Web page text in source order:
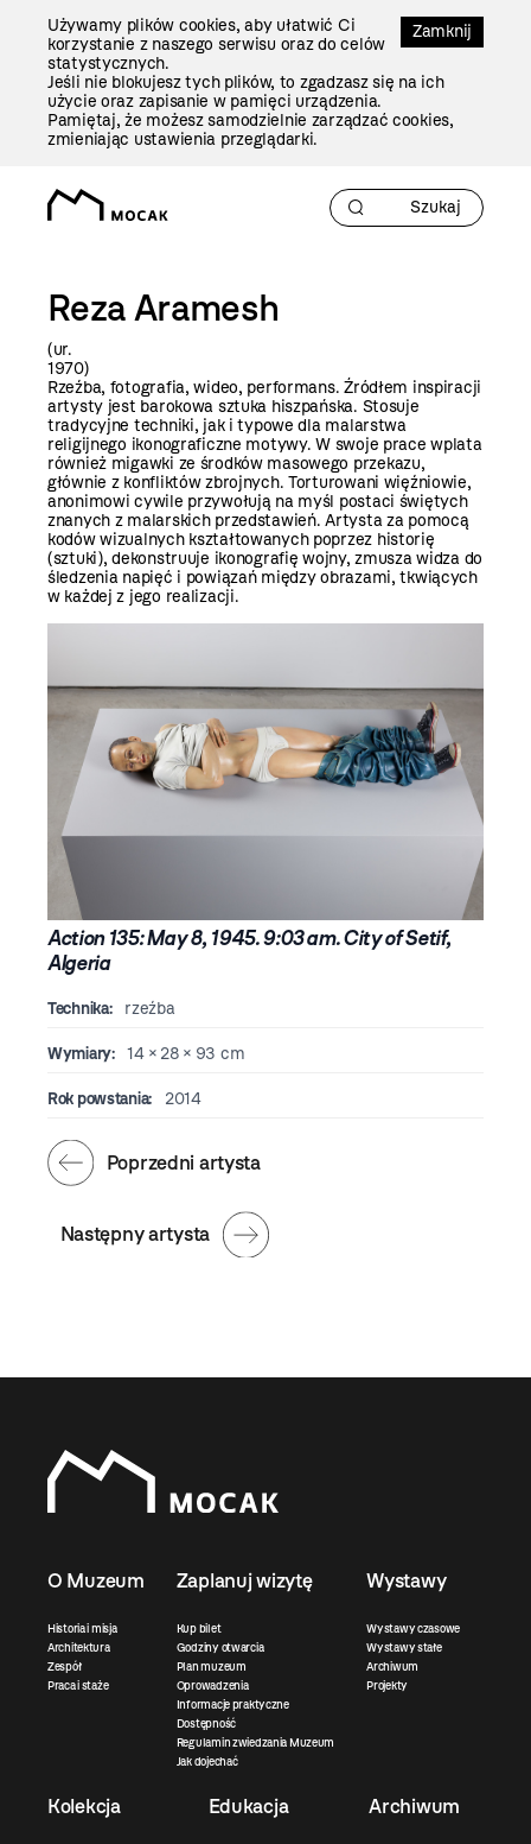
Zamknij
Używamy plików cookies, aby ułatwić Ci
korzystanie z naszego serwisu oraz do celów
statystycznych.
Jeśli nie blokujesz tych plików, to zgadzasz się na ich
użycie oraz zapisanie w pamięci urządzenia.
Pamiętaj, że możesz samodzielnie zarządzać cookies,
zmieniając ustawienia przeglądarki.
Reza Aramesh
(ur.
Rzeźba, fotografia, wideo, performans. Źródłem inspiracji
artysty jest barokowa sztuka hiszpańska. Stosuje
tradycyjne techniki, jak i typowe dla malarstwa
religijnego ikonograficzne motywy. W swoje prace wplata
również migawki ze środków masowego przekazu,
głównie z konfliktów zbrojnych. Torturowani więźniowie,
anonimowi cywile przywołują na myśl postaci świętych
znanych z malarskich przedstawień. Artysta za pomocą
kodów wizualnych kształtowanych poprzez historię
(sztuki), dekonstruuje ikonografię wojny, zmusza widza do
śledzenia napięć i powiązań między obrazami, tkwiących
w każdej z jego realizacji.
Action 135: May 8, 1945. 9:03 am. City of Setif,
Algeria
Technika: rzeźba
Wymiary: 14 × 28 × 93 cm
Rok powstania: 2014
Następny artysta
Poprzedni artysta
O Muzeum
Historia i misja
Architektura
Zespół
Praca i staże
Zaplanuj wizytę
Kup bilet
Godziny otwarcia
Plan muzeum
Oprowadzenia
Informacje praktyczne
Dostępność
Regulamin zwiedzania Muzeum
Jak dojechać
Wystawy
Wystawy czasowe
Wystawy stałe
Archiwum
Projekty
Kolekcja Edukacja Archiwum